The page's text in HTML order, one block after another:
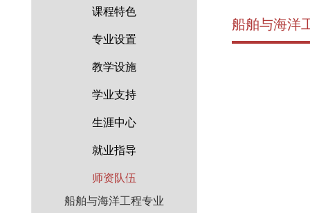
课程特色
专业设置
教学设施
学业支持
生涯中心
就业指导
师资队伍
船舶与海洋工程专业
船舶与海洋